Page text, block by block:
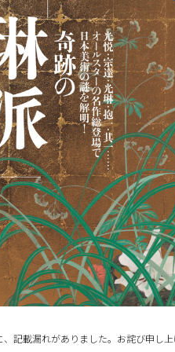
記載漏れがありました。お詫び申し上